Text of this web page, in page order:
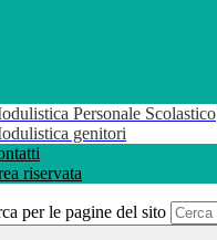
Personale Scolastico
genitori
riservata
per le pagine del sito